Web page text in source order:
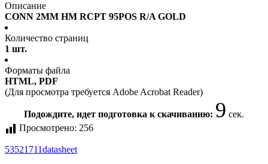
Описание
CONN 2MM HM RCPT 95POS R/A GOLD
Количество страниц
1 шт.
Форматы файла
HTML, PDF
(Для просмотра требуется Adobe Acrobat Reader)
Подождите, идет подготовка к скачиванию: 9 сек.
Просмотрено: 256
53521711datasheet